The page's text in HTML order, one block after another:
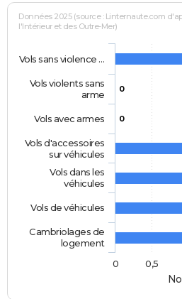
Données 2025 (source : Linternaute.com
l'Intérieur et des Outre-Mer)
0
0
Vols sans violence …
Vols violents sans
arme
Vols avec armes
Vols d'accessoires
sur véhicules
Vols dans les
véhicules
Vols de véhicules
Cambriolages de
logement
0
0,5